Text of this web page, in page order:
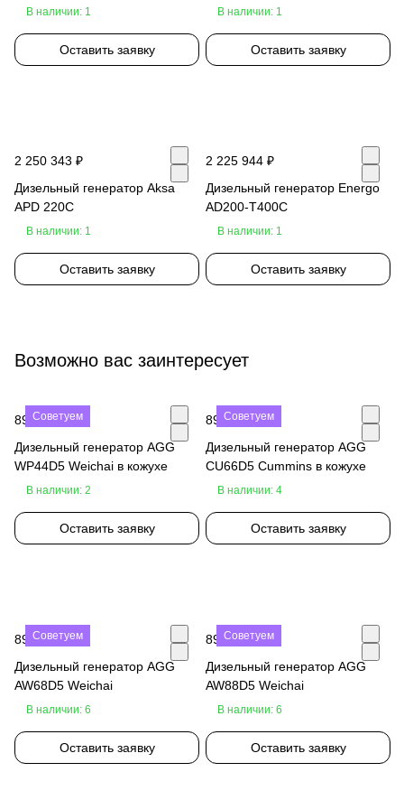
В наличии: 1
Оставить заявку
В наличии: 1
Оставить заявку
2 250 343 ₽
Дизельный генератор Aksa
APD 220C
В наличии: 1
Оставить заявку
2 225 944 ₽
Дизельный генератор Energo
AD200-T400C
В наличии: 1
Оставить заявку
Возможно вас заинтересует
Советуем
890 000 ₽
Дизельный генератор AGG
WP44D5 Weichai в кожухе
В наличии: 2
Оставить заявку
Советуем
890 000 ₽
Дизельный генератор AGG
CU66D5 Cummins в кожухе
В наличии: 4
Оставить заявку
Советуем
890 000 ₽
Дизельный генератор AGG
AW68D5 Weichai
В наличии: 6
Оставить заявку
Советуем
890 000 ₽
Дизельный генератор AGG
AW88D5 Weichai
В наличии: 6
Оставить заявку